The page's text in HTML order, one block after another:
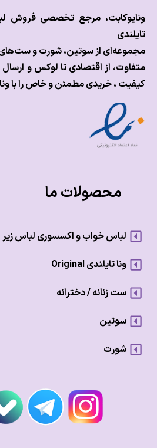
مرجع تخصصی فروش لباس زیر
از سوتین، شورت و ست‌های زنانه و
از اقتصادی تا لوکس وارسال به
، خریدی مطمئن و خاص را با ونا
محصولات ما
لباس خواب و اکسسوری لباس زیر
ونا تایلندی Original
ست زنانه / دخترانه
سوتین
شورت